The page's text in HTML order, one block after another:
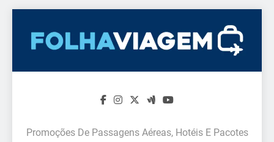
content
Promoções De Passagens Aéreas, Hotéis E Pacotes